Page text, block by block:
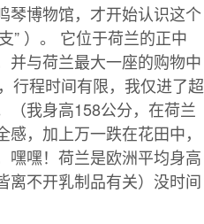
琴博物馆，才开始认识这个
” ）。 它位于荷兰的正中
并与荷兰最大一座的购物中
行程时间有限，我仅进了超
（我身高158公分，在荷兰
，加上万一跌在花田中，
嘿嘿！荷兰是欧洲平均身高
离不开乳制品有关）没时间